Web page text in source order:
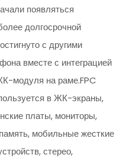
появляться
долгосрочной
с другими
вместе с интеграцией
модуля на раме.FPC
в ЖК-экраны,
платы, мониторы,
мобильные жесткие
стерео,